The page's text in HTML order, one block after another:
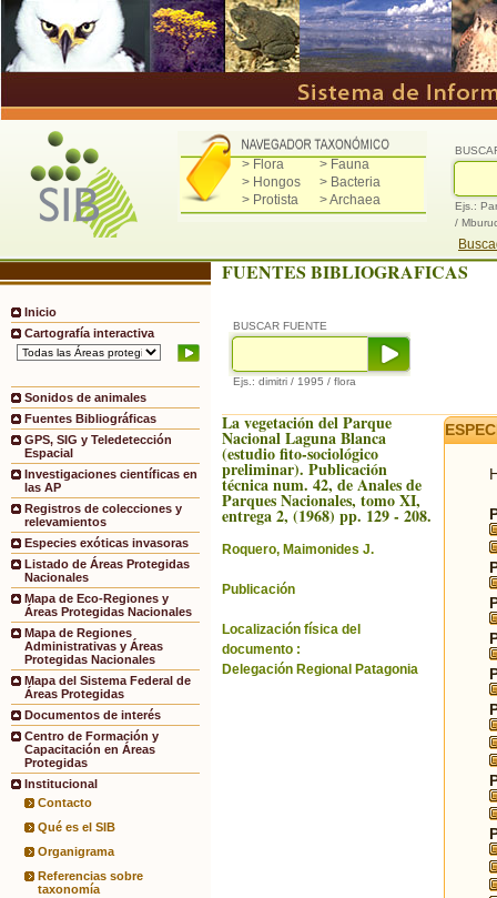
> Flora
> Fauna
> Hongos
> Bacteria
> Protista
> Archaea
Ejs.:
/
Inicio
Cartografía interactiva
Sonidos de animales
Fuentes Bibliográficas
GPS, SIG y Teledetección
Espacial
Investigaciones científicas en
las AP
Registros de colecciones y
relevamientos
Especies exóticas invasoras
Listado de Áreas Protegidas
Nacionales
Mapa de Eco-Regiones y
Áreas Protegidas Nacionales
Mapa de Regiones
Administrativas y Áreas
Protegidas Nacionales
Mapa del Sistema Federal de
Áreas Protegidas
Documentos de interés
Centro de Formación y
Capacitación en Áreas
Protegidas
Institucional
Contacto
Qué es el SIB
Organigrama
Referencias sobre
taxonomía
FUENTES BIBLIOGRAFICAS
BUSCAR FUENTE
Ejs.: dimitri / 1995 / flora
La vegetación del Parque
Nacional Laguna Blanca
(estudio fito-sociológico
preliminar). Publicación
técnica num. 42, de Anales de
Parques Nacionales, tomo XI,
entrega 2, (1968) pp. 129 - 208.
Roquero, Maimonides J.
Publicación
Localización física del
documento :
Delegación Regional Patagonia